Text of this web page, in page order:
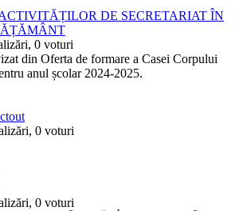
DE SECRETARIAT ÎN
0 voturi
din Oferta de formare a Casei Corpului
anul școlar 2024-2025.
0 voturi
0 voturi